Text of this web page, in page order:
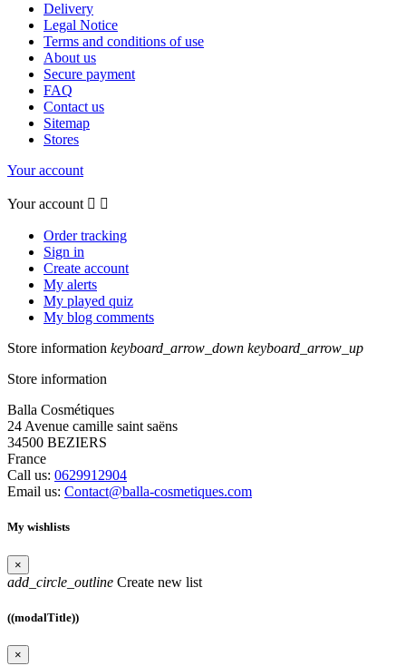
Delivery
Legal Notice
Terms and conditions of use
About us
Secure payment
FAQ
Contact us
Sitemap
Stores
Your account
Your account  
Order tracking
Sign in
Create account
My alerts
My played quiz
My blog comments
Store information keyboard_arrow_down keyboard_arrow_up
Store information
Balla Cosmétiques
24 Avenue camille saint saëns
34500 BEZIERS
France
Call us: 0629912904
Email us: Contact@balla-cosmetiques.com
My wishlists
×
add_circle_outline Create new list
((modalTitle))
×